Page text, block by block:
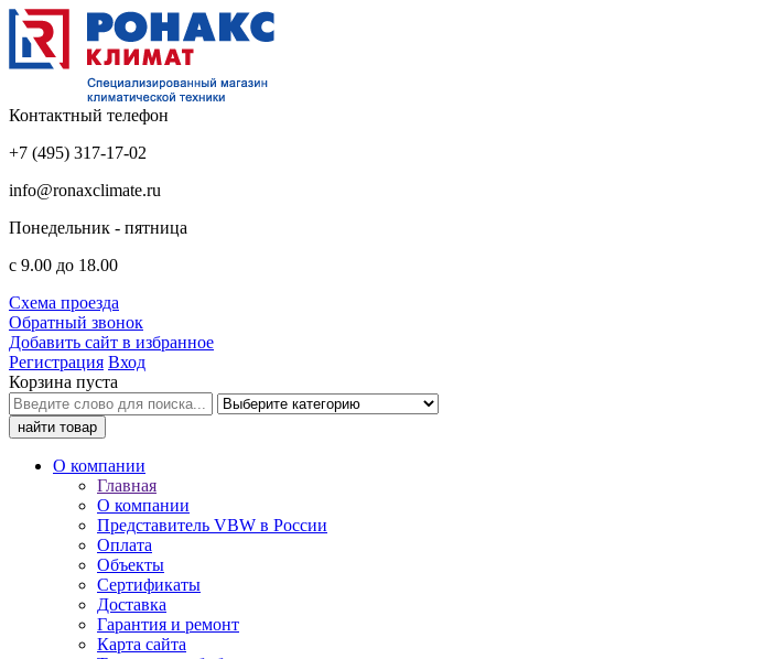
Контактный телефон
+7 (495) 317-17-02
info@ronaxclimate.ru
Понедельник - пятница
с 9.00 до 18.00
Схема проезда
Обратный звонок
Добавить сайт в избранное
Регистрация Вход
Корзина пуста
О компании
Главная
О компании
Представитель VBW в России
Оплата
Объекты
Сертификаты
Доставка
Гарантия и ремонт
Карта сайта